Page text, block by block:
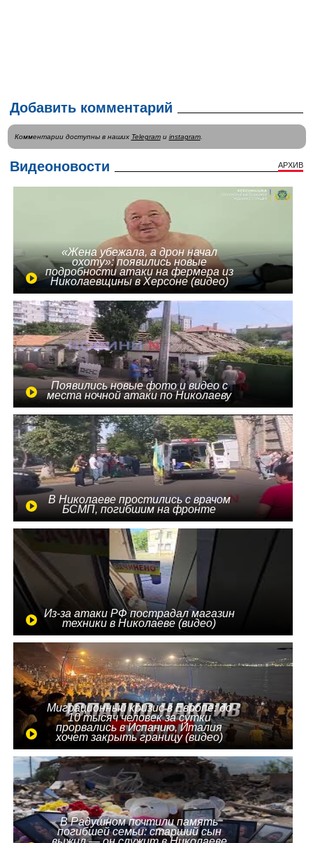
Добавить комментарий
Комментарии доступны в наших Telegramи instagram.
Видеоновости АРХИВ
«Жена убежала, а дрон начал
охоту»: появились новые
подробности атаки на фермера из
Николаевщины в Херсоне (видео)
Появились новые фото и видео с
места ночной атаки по Николаеву
В Николаеве простились с врачом
БСМП, погибшим на фронте
Из-за атаки РФ пострадал магазин
техники в Николаеве (видео)
Миграционный кризис в Европе: до
10 тысяч человек за сутки
прорвались в Испанию, Италия
хочет закрыть границу (видео)
В Радушном почтили память
погибшей семьи: старший сын